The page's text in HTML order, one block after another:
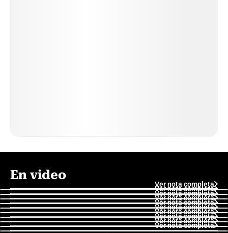
En video
Ver nota completa
Ver nota completa
Ver nota completa
Ver nota completa
Ver nota completa
Ver nota completa
Ver nota completa
Ver nota completa
Ver nota completa
Ver nota completa